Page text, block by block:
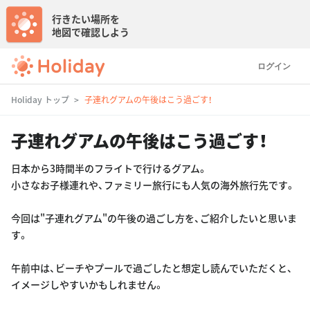
ログイン
行きたい場所を
地図で確認しよう
Holiday トップ 子連れグアムの午後はこう過ごす！
子連れグアムの午後はこう過ごす！
日本から3時間半のフライトで行けるグアム。
小さなお子様連れや、ファミリー旅行にも人気の海外旅行先です。
今回は"子連れグアム"の午後の過ごし方を、ご紹介したいと思いま
す。
午前中は、ビーチやプールで過ごしたと想定し読んでいただくと、
イメージしやすいかもしれません。